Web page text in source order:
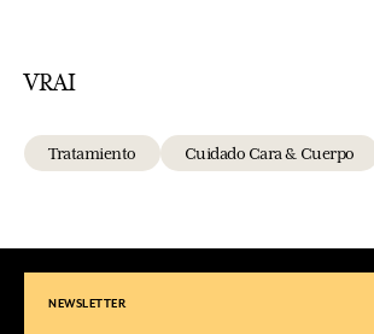
VRAI
Tratamiento Cuidado Cara & Cuerpo
NEWSLETTER